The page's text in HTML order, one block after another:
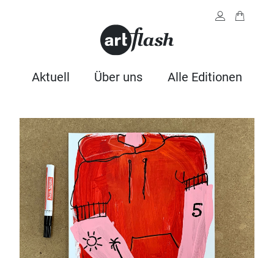
Aktuell Über uns Alle Editionen